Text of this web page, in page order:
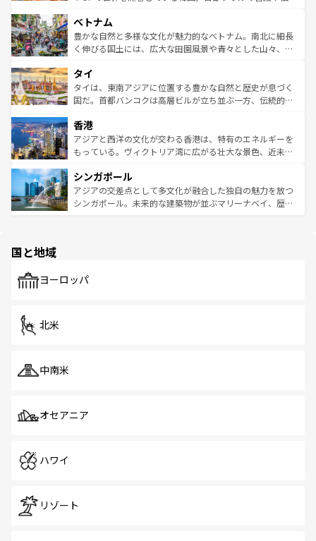
参照してほしい。
容にもいいと評判のスイーツなど、バラエティ豊かな料理
が味わえる。 なお、新着の台湾情報は コンテンツ一覧を参
照してほしい。
き、地方に足を延ばせば四季折々の自然美を楽しむことが
できる。そして、キムチや焼肉、絶品のストリートフード
まで、さまざまな韓国料理が待っている。夜には、韓国な
リティに包まれながら、韓国の多彩な魅力を心ゆくまで味
わってみてほしい。 なお、新着の韓国情報はコンテンツ一
覧を参照してほしい。
ベトナム
豊かな自然と多様な文化が魅力的なベトナム。南北に細長
く伸びる国土には、広大な田園風景や青々とした山々、世
急速な発展と共に伝統が息づく。ハノイの古い町並みやホ
ーチミン市のフランス統治時代の建物も、独特の雰囲気を
醸し出している。また、バラエティの豊かさとおいしさで
とつ。フォーやバインミー、ベトナムコーヒーなどは、ぜ
ひ現地で味わいたい。どの地域を訪れてもあたたかい人々
が旅行者を迎えてくれるので、きっと忘れられない旅にな
参照してほしい。
タイ
タイは、東南アジアに位置する豊かな自然と歴史が息づく
国だ。首都バンコクは高層ビルが立ち並ぶ一方、伝統的な
の活気が交差している。北部ではチェンマイなどの山岳地
帯で自然と触れ合い、南部ではプーケットやクラビの美し
いビーチでリゾート気分を楽しむことができる。タイ料理
激する。気候は一年中温暖で、どの季節にも異なる楽しみ
が待っている。親しみやすいタイの人々、仏教を中心とし
た文化、そして多様な観光資源が、訪れる旅人を魅了し続
香港
アジアと西洋の文化が交わる香港は、特有のエネルギーを
もっている。ヴィクトリア湾に広がる壮大な景色、近未来
み、どこを訪れても感動するはず。観光スポットが密集し
ており、効率よく見どころを回れるのも魅力。息をのむよ
うな絶景から文化的な体験まで、香港を存分に楽しみ尽く
シンガポール
アジアの交差点として多文化が融合した独自の魅力を放つ
シンガポール。未来的な建築物が並ぶマリーナベイ、歴史
で、ホーカーズは地元の風情を楽しめる外せないスポット
国と地域
ヨーロッパ
北米
中南米
オセアニア
ハワイ
リゾート